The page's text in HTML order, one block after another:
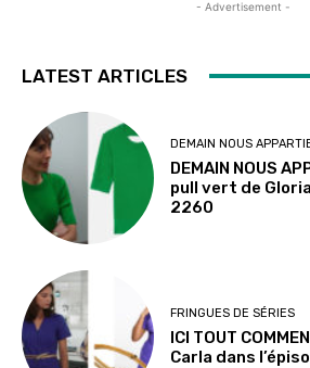
- Advertisement -
LATEST ARTICLES
DEMAIN NOUS
DEMAIN NOUS
pull vert de
2260
FRINGUES DE SÉRIES
ICI TOUT
Carla dans